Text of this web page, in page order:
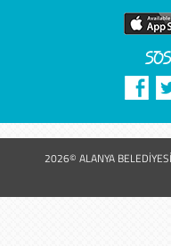
2026© ALANYA